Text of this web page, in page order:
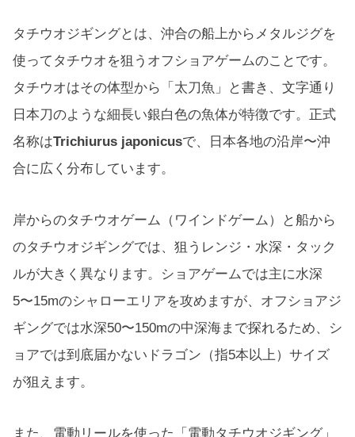
タチウオジギングとは、沖合の船上からメタルジグを
使ってタチウオを狙うオフショアゲームのことです。
タチウオはその体型から「太刀魚」と書き、文字通り
日本刀のような細長い銀白色の魚体が特徴です。正式
名称はTrichiurus japonicusで、日本各地の沿岸〜沖
合に広く分布しています。
岸からのタチウオゲーム（ワインドゲーム）と船から
のタチウオジギングでは、狙うレンジ・水深・タック
ルが大きく異なります。ショアゲームでは主に水深
5〜15mのシャローエリアを攻めますが、オフショアジ
ギングでは水深50〜150mの中深海まで探れるため、シ
ョアでは到底届かないドラゴン（指5本以上）サイズ
が狙えます。
また、電動リールを使った「電動タチウオジギング」